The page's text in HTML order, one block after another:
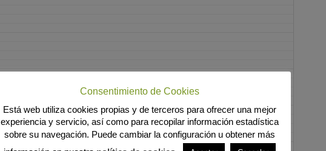
Consentimiento de Cookies
Está web utiliza cookies propias y de terceros para ofrecer una mejor
experiencia y servicio, así como para recopilar información estadística
sobre su navegación. Puede cambiar la configuración u obtener más